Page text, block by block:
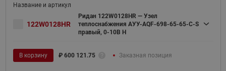
122W0128HR
Ридан 122W0128HR — Узел
теплоснабжения АУУ-AQF-698-65-65-C-S
правый, 0-10В H
В корзину ₽ 600 121.75 Заказная позиция